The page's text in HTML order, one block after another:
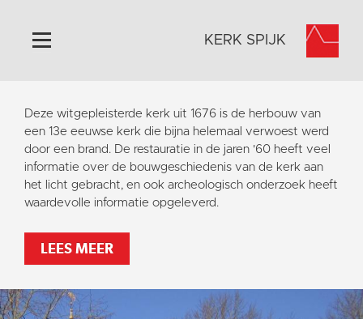
Home
Algemeen
Historie
Omgeving
Activiteiten
Steun ons
Contact
Vaktaal
KERK SPIJK
Deze witgepleisterde kerk uit 1676 is de herbouw van
een 13e eeuwse kerk die bijna helemaal verwoest werd
door een brand. De restauratie in de jaren '60 heeft veel
informatie over de bouwgeschiedenis van de kerk aan
het licht gebracht, en ook archeologisch onderzoek heeft
waardevolle informatie opgeleverd.
LEES MEER